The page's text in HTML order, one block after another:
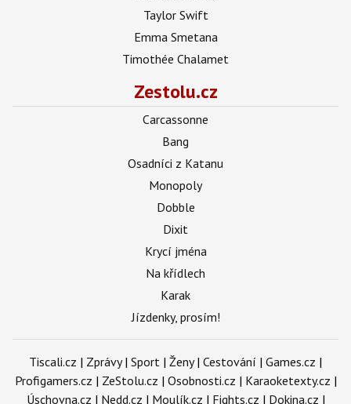
Taylor Swift
Emma Smetana
Timothée Chalamet
Zestolu.cz
Carcassonne
Bang
Osadníci z Katanu
Monopoly
Dobble
Dixit
Krycí jména
Na křídlech
Karak
Jízdenky, prosím!
Tiscali.cz | Zprávy| Sport | Ženy| Cestování | Games.cz |
Profigamers.cz | ZeStolu.cz | Osobnosti.cz | Karaoketexty.cz |
Úschovna.cz | Nedd.cz | Moulík.cz | Fights.cz | Dokina.cz |